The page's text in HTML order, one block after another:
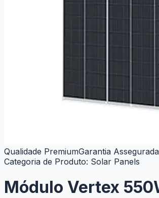
Qualidade PremiumGarantia Assegurada
Categoria de Produto: Solar Panels
Módulo Vertex